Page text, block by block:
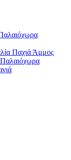
Παχιά Άμμος